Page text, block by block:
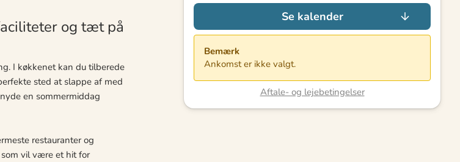
og tæt på
I køkkenet kan du tilberede
sted at slappe af med
en sommermiddag
restauranter og
vil være et hit for
Se kalender
Bemærk
Ankomst er ikke valgt.
Aftale- og lejebetingelser